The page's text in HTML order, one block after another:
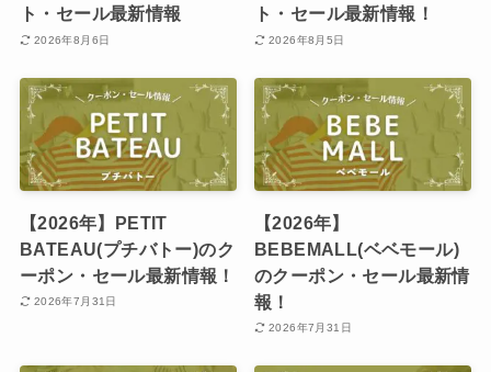
ト・セール最新情報
2026年8月6日
ト・セール最新情報！
2026年8月5日
【2026年】PETIT
BATEAU(プチバトー)のク
ーポン・セール最新情報！
2026年7月31日
【2026年】
BEBEMALL(ベベモール)
のクーポン・セール最新情
報！
2026年7月31日